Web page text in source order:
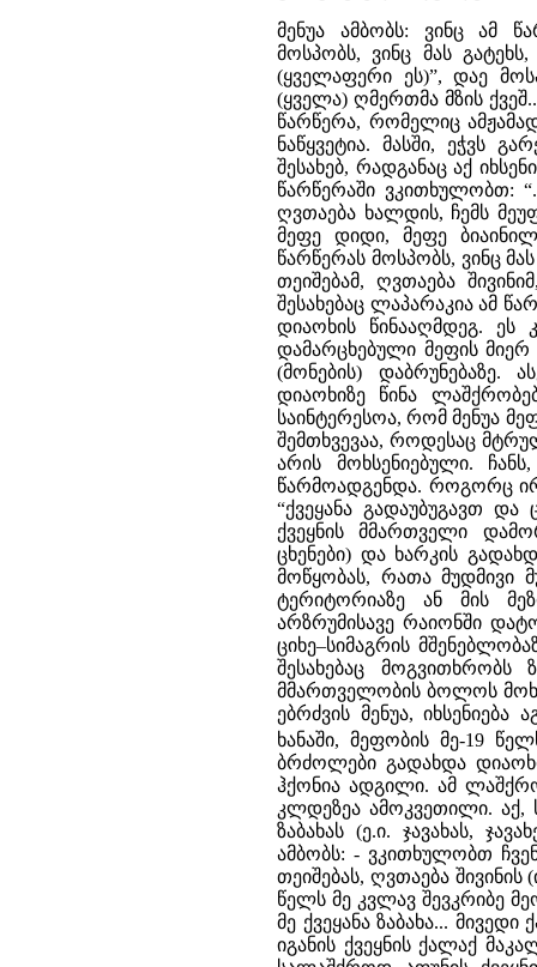
მენუა ამბობს: ვინც ამ
მოსპობს, ვინც მას გატეხს,
(ყველაფერი ეს)”, დაე
(ყველა) ღმერთმა მზის
წარწერა, რომელიც
ნაწყვეტია. მასში, ეჭვს
შესახებ, რადგანაც აქ
წარწერაში ვკითხულობთ:
ღვთაება ხალდის, ჩემს
მეფე დიდი, მეფე
წარწერას მოსპობს, ვინც
თეიშებამ, ღვთაება
შესახებაც ლაპარაკია ამ
დიაოხის წინააღმდეგ. ეს
დამარცხებული მეფის
(მონების) დაბრუნებაზე.
დიაოხიზე წინა
საინტერესოა, რომ მენუა
შემთხვევაა, როდესაც
არის მოხსენიებული.
წარმოადგენდა. როგორც
“ქვეყანა გადაუბუგავთ და
ქვეყნის მმართველი
ცხენები) და ხარკის
მოწყობას, რათა მუდმივი
ტერიტორიაზე ან მის
არზრუმისავე რაიონში
ციხე–სიმაგრის
შესახებაც
მმართველობის ბოლოს
ებრძვის მენუა,
ხანაში, მეფობის მე-19
ბრძოლები გადახდა
ჰქონია ადგილი. ამ
კლდეზეა ამოკვეთილი. აქ,
ზაბახას (ე.ი. ჯავახას,
ამბობს: - ვკითხულობთ
თეიშებას, ღვთაება
წელს მე კვლავ შევკრიბე
მე ქვეყანა ზაბახა...
იგანის ქვეყნის ქალაქ